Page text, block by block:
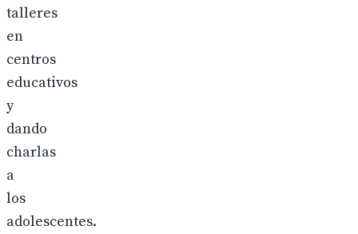
talleres
en
centros
educativos
y
dando
charlas
a
los
adolescentes.